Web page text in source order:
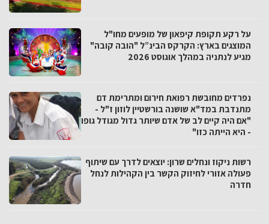
על רקע תקופת קיפאון של מופעים מחו"ל
המוצגים בארץ: הקרקס הבינ”ל "הובה קובה"
מגיע לנתניה במהלך אוגוסט 2026
נפרדים מחובשת רפואת חירום ומתרימת דם
מתנדבת במד"א שושנה בורשטיין לוזון ז"ל -
"אם היה קיים לב של אדם שיותר גדול מגודל גופו
- היא הייתה כזו"
רשות ניקוז ונחלים שרון: יוצאים לדרך עם שיתוף
פעולה אזורי לחיזוק הקשר בין הקהילות לנחל
חדרה